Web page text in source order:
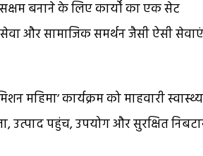
बनाने के लिए कार्यों का एक सेट
और सामाजिक समर्थन जैसी ऐसी
महिमा’ कार्यक्रम को माहवारी स्वास्थ्य
पहुंच, उपयोग और सुरक्षित